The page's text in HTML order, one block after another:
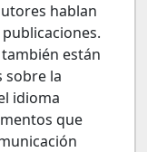
hablan
están
sobre la
idioma
que